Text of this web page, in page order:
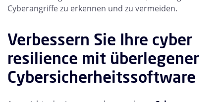
Cyberangriffe zu erkennen und zu vermeiden.
Verbessern Sie Ihre cyber
resilience mit überlegener
Cybersicherheitssoftware